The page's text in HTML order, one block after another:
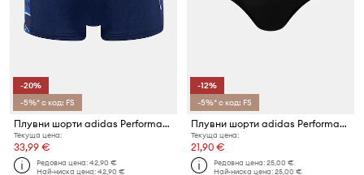
-20%
-5%* с код: FS
Плувни шорти adidas Performance
Текуща цена:
33,99 €
Редовна цена:42,90 €
Най-ниска цена:42,90 €
-12%
-5%* с код: FS
Плувни шорти adidas Performance 3 Stripes
Текуща цена:
21,90 €
Редовна цена:25,00 €
Най-ниска цена:25,00 €